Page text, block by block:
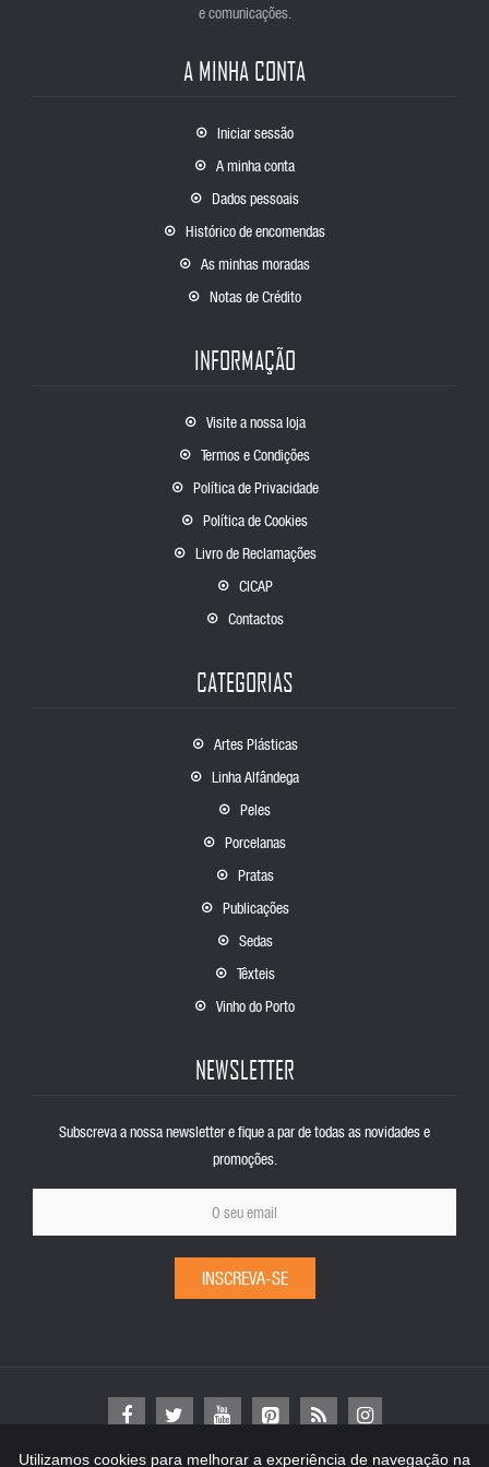
Utilizamos cookies para melhorar a experiência de navegação na
e comunicações.
A MINHA CONTA
Iniciar sessão
A minha conta
Dados pessoais
Histórico de encomendas
As minhas moradas
Notas de Crédito
INFORMAÇÃO
Visite a nossa loja
Termos e Condições
Política de Privacidade
Política de Cookies
Livro de Reclamações
CICAP
Contactos
CATEGORIAS
Artes Plásticas
Linha Alfândega
Peles
Porcelanas
Pratas
Publicações
Sedas
Têxteis
Vinho do Porto
NEWSLETTER
Subscreva a nossa newsletter e fique a par de todas as novidades e
promoções.
INSCREVA-SE
Copyright © 2024AMTC. Todos os direitos reservados